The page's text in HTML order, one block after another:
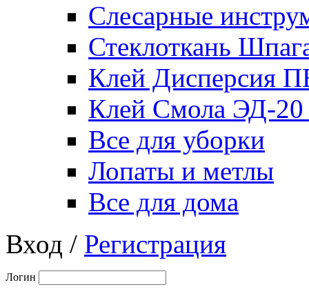
Слесарные
Стеклоткань
Клей Дисперсия
Клей Смола ЭД-20
Все для уборки
Лопаты и метлы
Все для дома
Вход / Регистрация
Логин